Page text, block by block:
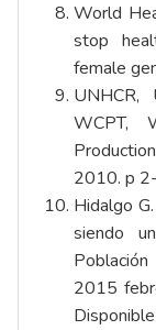
World
stop
female
UNHCR,
WCPT,
2010. p
Hidalgo
siendo
2015